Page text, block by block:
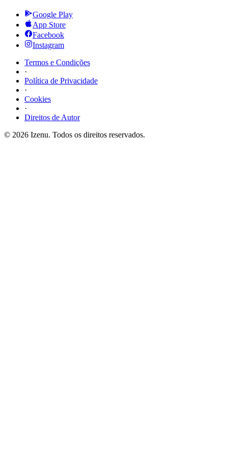
Google Play
App Store
Facebook
Instagram
Termos e Condições
·
Política de Privacidade
·
Cookies
·
Direitos de Autor
© 2026 Izenu. Todos os direitos reservados.